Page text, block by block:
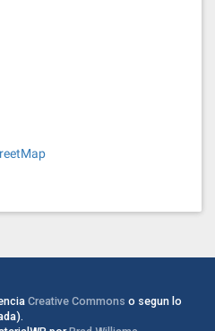
Creative Commons o segun lo